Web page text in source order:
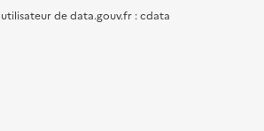
de data.gouv.fr : cdata